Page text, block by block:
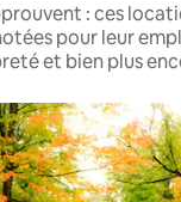
: ces
pour leur
et bien plus